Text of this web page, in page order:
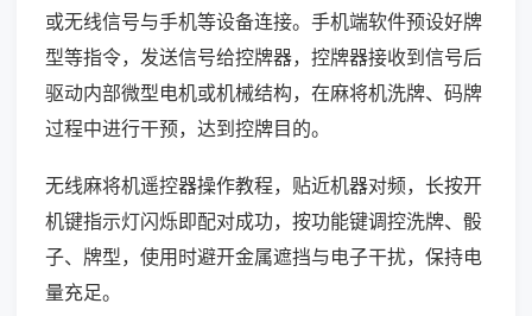
或无线信号与手机等设备连接。手机端软件预设好牌
型等指令，发送信号给控牌器，控牌器接收到信号后
驱动内部微型电机或机械结构，在麻将机洗牌、码牌
过程中进行干预，达到控牌目的。
无线麻将机遥控器操作教程，贴近机器对频，长按开
机键指示灯闪烁即配对成功，按功能键调控洗牌、骰
子、牌型，使用时避开金属遮挡与电子干扰，保持电
量充足。